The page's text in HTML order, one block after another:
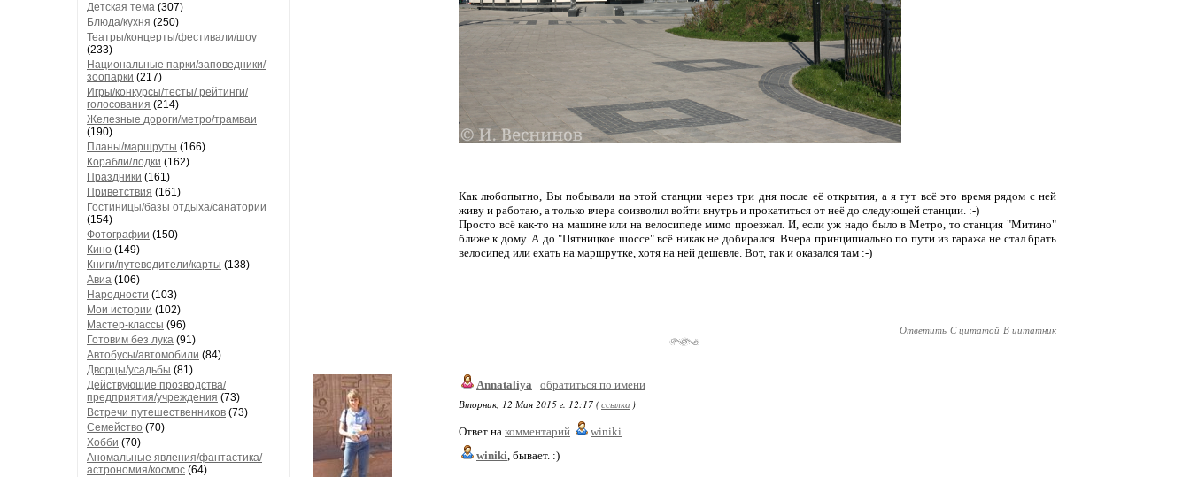
Детская тема (307)
Блюда/кухня (250)
Театры/концерты/фестивали/шоу
(233)
Национальные парки/заповедники/
зоопарки (217)
Игры/конкурсы/тесты/ рейтинги/
голосования (214)
Железные дороги/метро/трамваи
(190)
Планы/маршруты (166)
Корабли/лодки (162)
Праздники (161)
Приветствия (161)
Гостиницы/базы отдыха/санатории
(154)
Фотографии (150)
Кино (149)
Книги/путеводители/карты (138)
Авиа (106)
Народности (103)
Мои истории (102)
Мастер-классы (96)
Готовим без лука (91)
Автобусы/автомобили (84)
Дворцы/усадьбы (81)
Действующие прозводства/
предприятия/учреждения (73)
Встречи путешественников (73)
Семейство (70)
Хобби (70)
Аномальные явления/фантастика/
астрономия/космос (64)
Как любопытно, Вы побывали на этой станции через три дня после её открытия, а я тут всё это время рядом с ней
живу и работаю, а только вчера соизволил войти внутрь и прокатиться от неё до следующей станции. :-)
Просто всё как-то на машине или на велосипеде мимо проезжал. И, если уж надо было в Метро, то станция "Митино"
ближе к дому. А до "Пятницкое шоссе" всё никак не добирался. Вчера принципиально по пути из гаража не стал брать
велосипед или ехать на маршрутке, хотя на ней дешевле. Вот, так и оказался там :-)
Ответить С цитатой В цитатник
Annataliya
обратиться по имени
Вторник, 12 Мая 2015 г. 12:17 (ссылка )
Ответ на комментарий
winiki
winiki, бывает. :)